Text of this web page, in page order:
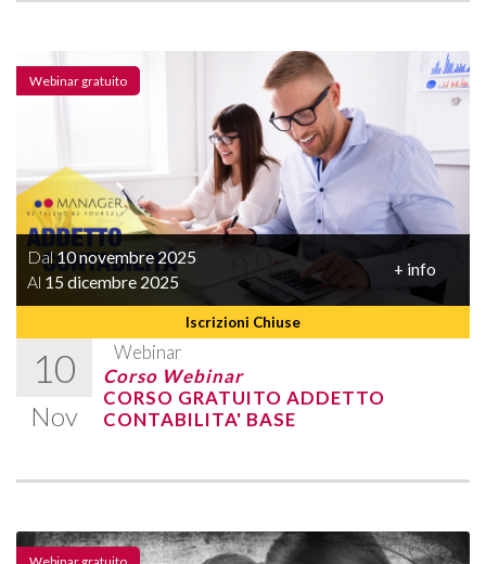
Iscrizioni Chiuse
Dal10 novembre 2025
Al 15 dicembre 2025
+ info
10
Nov
Webinar
Webinar gratuito
Corso Webinar
CORSO GRATUITO ADDETTO
CONTABILITA' BASE